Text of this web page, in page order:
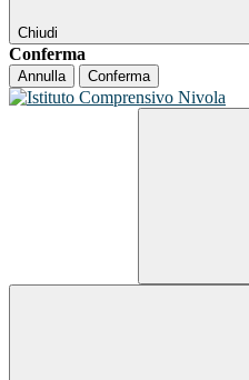
Chiudi
Conferma
Annulla Conferma